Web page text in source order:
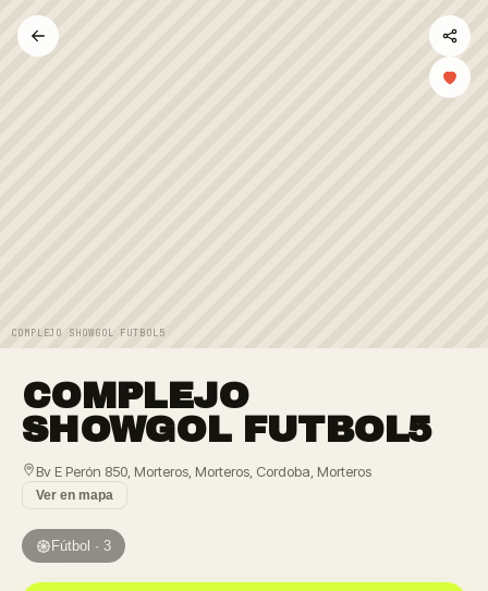
COMPLEJO SHOWGOL FUTBOL5
COMPLEJO
SHOWGOL FUTBOL5
Bv E Perón 850, Morteros, Morteros, Cordoba, Morteros
Ver en mapa
Fútbol · 3